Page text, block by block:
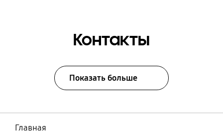
Контакты
Показать больше
Главная